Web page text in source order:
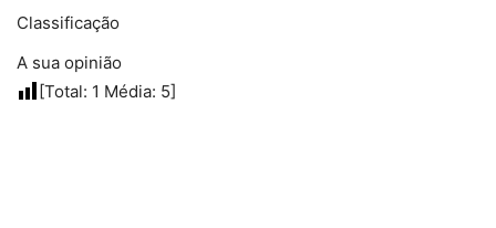
Classificação
A sua opinião
[Total: 1 Média: 5]